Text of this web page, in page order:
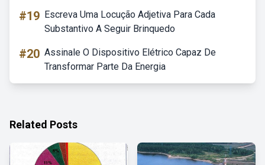
#19 Escreva Uma Locução Adjetiva Para Cada
Substantivo A Seguir Brinquedo
#20 Assinale O Dispositivo Elétrico Capaz De
Transformar Parte Da Energia
Related Posts